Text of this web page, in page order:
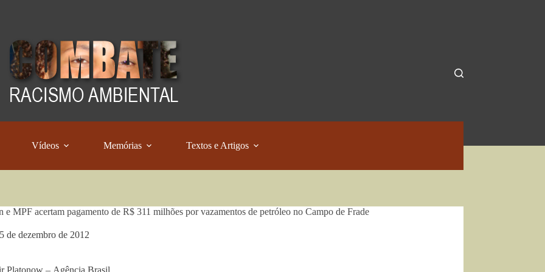
Vídeos Memórias Textos e Artigos
e MPF acertam pagamento de R$ 311 milhões por vazamentos de petróleo no Campo de Frade
de dezembro de 2012
Platonow – Agência Brasil